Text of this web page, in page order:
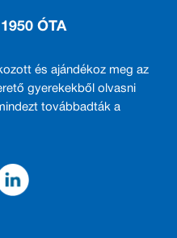
ÓTA
és ajándékoz meg az
gyerekekből olvasni
továbbadták a